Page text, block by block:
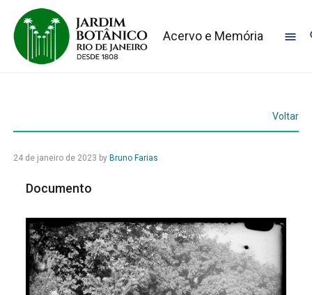
Acervo e Memória
Voltar
24 de janeiro de 2023 by Bruno Farias
Documento